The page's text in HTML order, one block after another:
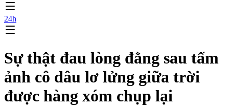
24h
Sự thật đau lòng đằng sau tấm
ảnh cô dâu lơ lửng giữa trời
được hàng xóm chụp lại